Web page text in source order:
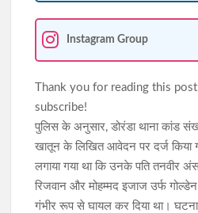
Instagram Group
Thank you for reading this
subscribe!
पुलिस के अनुसार, डोरंडा थाना कांड
खातून के लिखित आवेदन पर दर्ज
लगाया गया था कि उनके पति तनवीर
रिजवान और मोहम्मद इजाज उर्फ
गंभीर रूप से घायल कर दिया था।